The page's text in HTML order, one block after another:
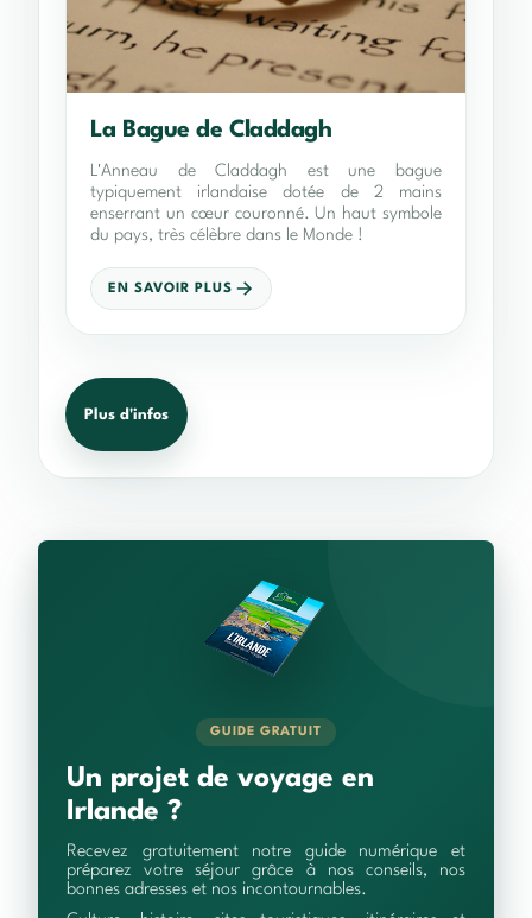
La Bague de Claddagh
L'Anneau de Claddagh est une bague
typiquement irlandaise dotée de 2 mains
enserrant un cœur couronné. Un haut symbole
du pays, très célèbre dans le Monde !
EN SAVOIR PLUS
Plus d'infos
GUIDE GRATUIT
Un projet de voyage en
Irlande ?
Recevez gratuitement notre guide numérique et
préparez votre séjour grâce à nos conseils, nos
bonnes adresses et nos incontournables.